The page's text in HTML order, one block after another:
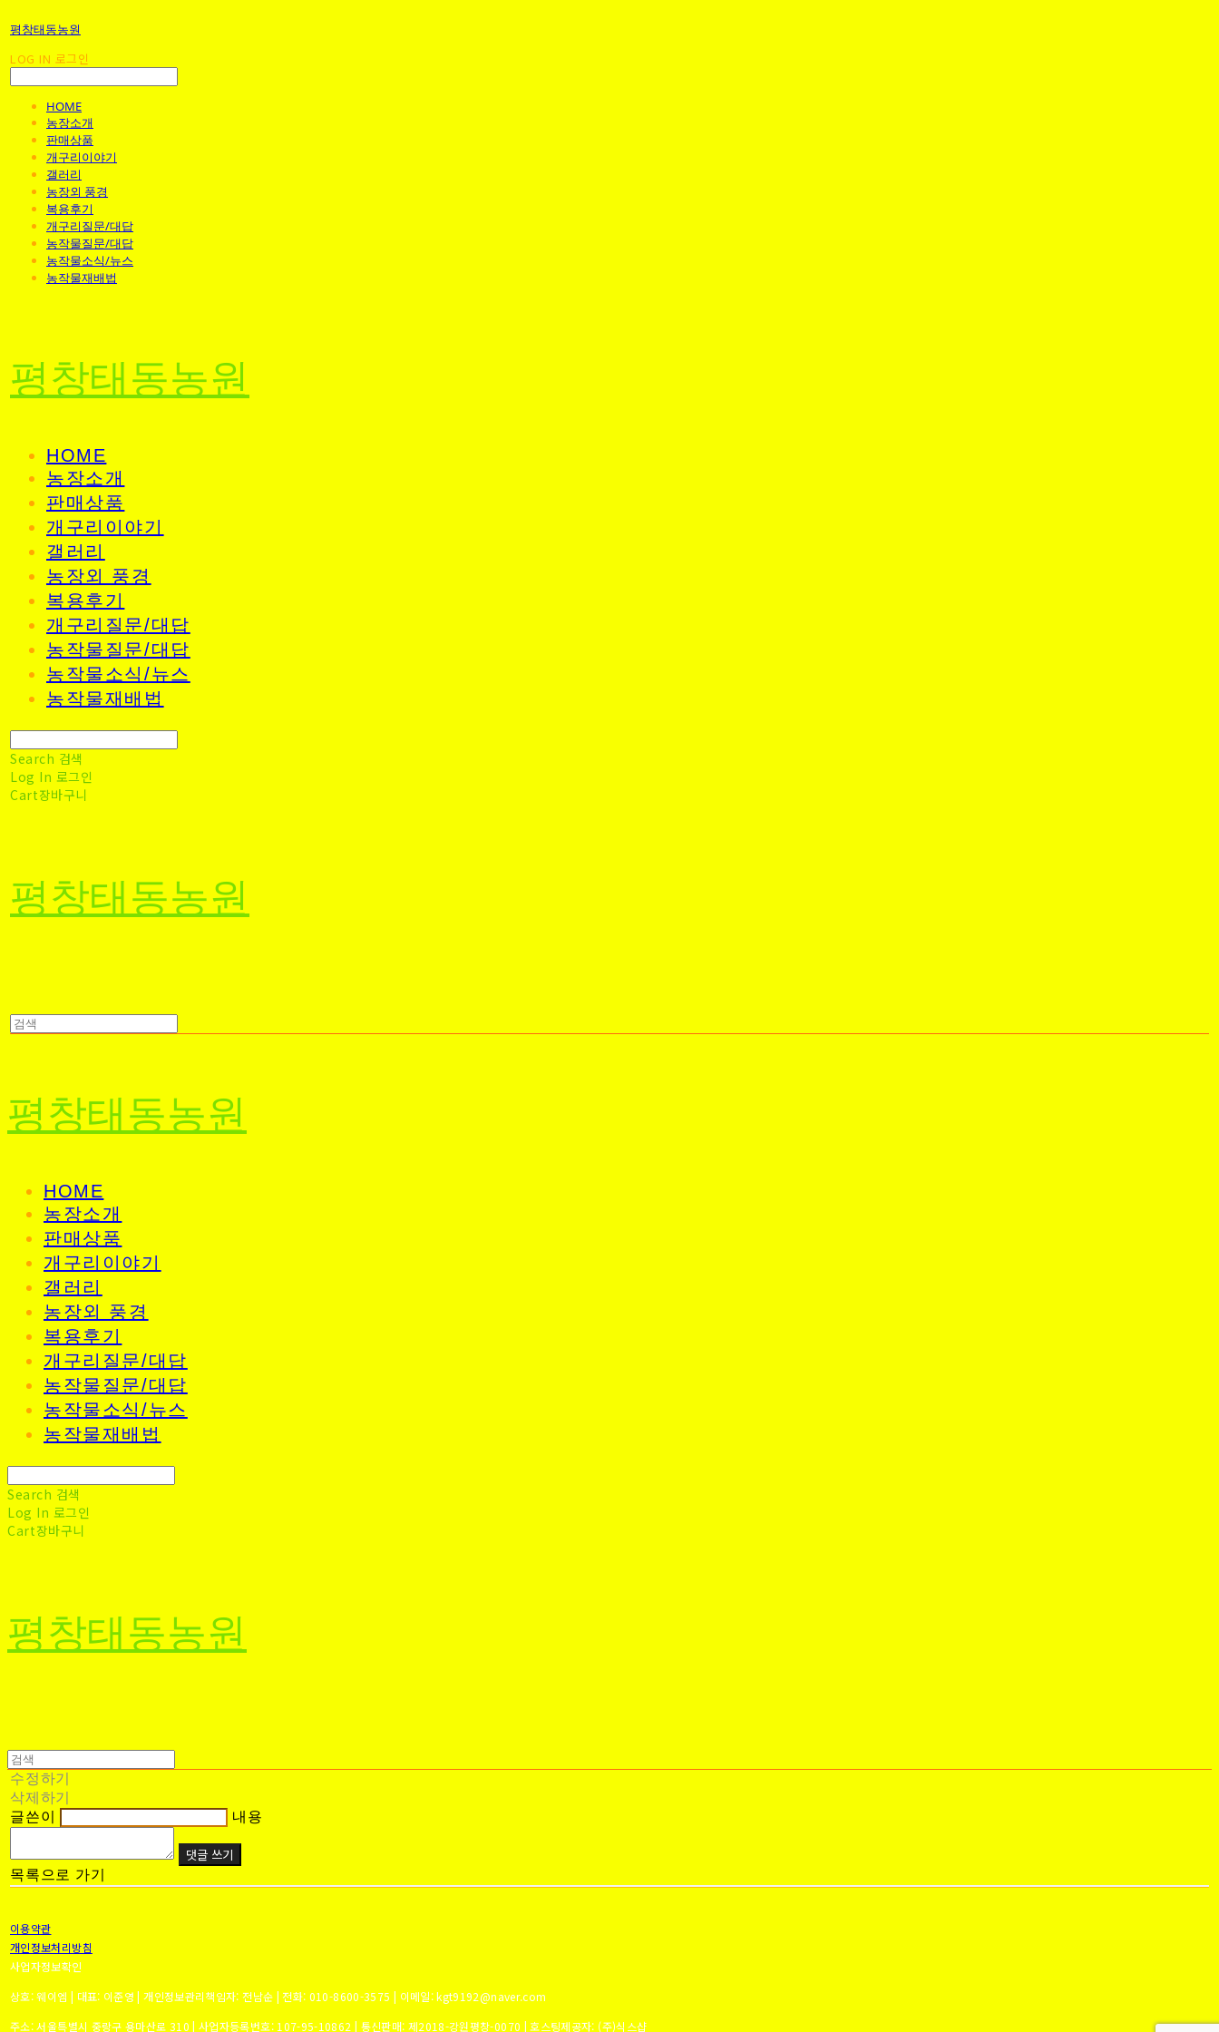
평창태동농원
LOG IN 로그인
HOME
농장소개
판매상품
개구리이야기
갤러리
농장외 풍경
복용후기
개구리질문/대답
농작물질문/대답
농작물소식/뉴스
농작물재배법
평창태동농원
HOME
농장소개
판매상품
개구리이야기
갤러리
농장외 풍경
복용후기
개구리질문/대답
농작물질문/대답
농작물소식/뉴스
농작물재배법
Search 검색
Log In 로그인
Cart장바구니
평창태동농원
평창태동농원
HOME
농장소개
판매상품
개구리이야기
갤러리
농장외 풍경
복용후기
개구리질문/대답
농작물질문/대답
농작물소식/뉴스
농작물재배법
Search 검색
Log In 로그인
Cart장바구니
평창태동농원
수정하기
삭제하기
글쓴이
내용
댓글 쓰기
목록으로 가기
이용약관
개인정보처리방침
사업자정보확인
상호: 웨이엠 | 대표: 이준영 | 개인정보관리책임자: 전남순 | 전화: 010-8600-3575 | 이메일: kgt9192@naver.com
주소: 서울특별시 중랑구 용마산로 310 | 사업자등록번호: 107-95-10862 | 통신판매: 제2018-강원평창-0070 | 호스팅제공자: (주)식스샵